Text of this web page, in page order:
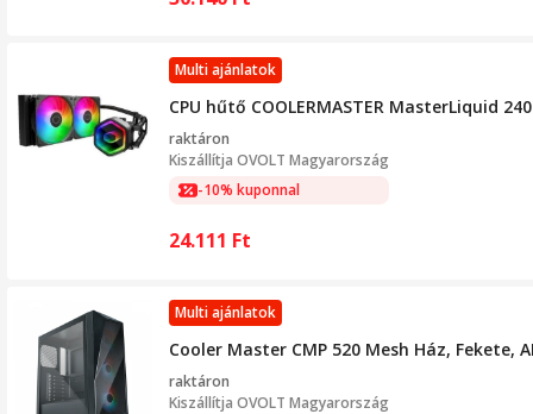
Multi ajánlatok
CPU hűtő COOLERMASTER MasterLiquid
raktáron
Kiszállítja OVOLT Magyarország
-10% kuponnal
24.111 Ft
Multi ajánlatok
Cooler Master CMP 520 Mesh Ház, Fekete,
raktáron
Kiszállítja OVOLT Magyarország